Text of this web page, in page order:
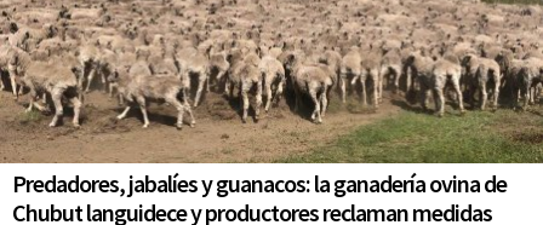
Predadores, jabalíes y guanacos: la ganadería ovina de
Chubut languidece y productores reclaman medidas